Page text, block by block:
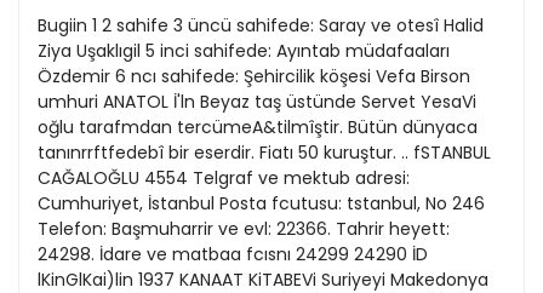
Evleniyoruz
Güney Dogu
Kitap Eki
Özel Ekler
Özel Okullar
Sevgililer Günü
1991
1990
1989
1988
1987
1986
19
20
21
22
23
24
25
11
12
Bugiin 1 2 sahife 3 üncü sahifede: Saray ve otesî Halid
Ziya Uşaklıgil 5 inci sahifede: Ayıntab müdafaaları
Özdemir 6 ncı sahifede: Şehircilik köşesi Vefa Birson
umhuri ANATOL İ'ln Beyaz taş üstünde Servet YesaVi
oğlu tarafmdan tercümeA&tilmîştir. Bütün dünyaca
tanınrrftfedebî bir eserdir. Fiatı 50 kuruştur. .. fSTANBUL
CAĞALOĞLU 4554 Telgraf ve mektub adresi:
Cumhuriyet, İstanbul Posta fcutusu: tstanbul, No 246
Telefon: Başmuharrir ve evl: 22366. Tahrir heyett:
24298. İdare ve matbaa fcısnı 24299 24290 İD
lKinGlKai)lin 1937 KANAAT KiTABEVi Suriyeyi Makedonya